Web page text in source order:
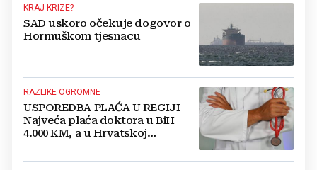
KRAJ KRIZE?
SAD uskoro očekuje dogovor o
Hormuškom tjesnacu
RAZLIKE OGROMNE
USPOREDBA PLAĆA U REGIJI
Najveća plaća doktora u BiH
4.000 KM, a u Hrvatskoj